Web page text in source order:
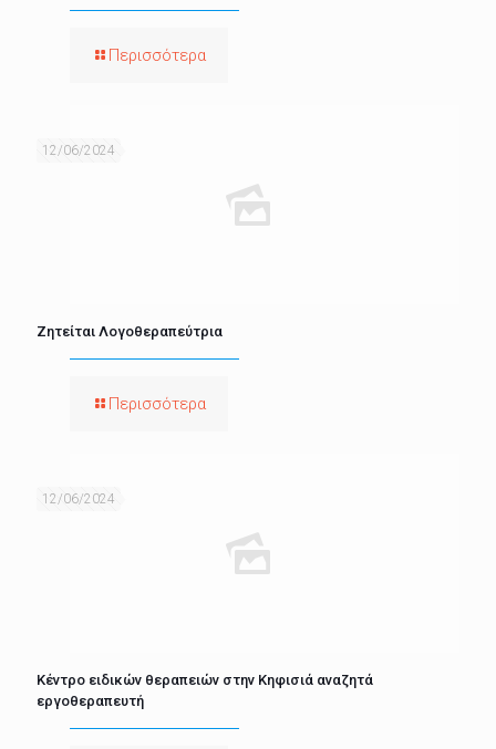
Περισσότερα
12/06/2024
Ζητείται Λογοθεραπεύτρια
Περισσότερα
12/06/2024
Κέντρο ειδικών θεραπειών στην Κηφισιά αναζητά
εργοθεραπευτή